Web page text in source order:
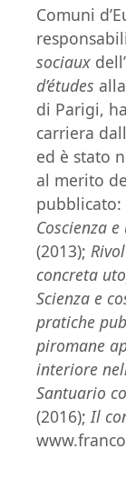
Comuni
sociaux
d’études alla
di Parigi,
carriera
ed è stato
al merito
pubblicato:
Coscienza
(2013);
concreta
Scienza e
pratiche
piromane
interiore
Santuario
(2016);Il